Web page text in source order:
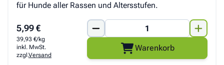
für Hunde aller Rassen und Altersstufen.
5,99 €
39,93 €/kg
inkl. MwSt.
zzgl.Versand
Warenkorb